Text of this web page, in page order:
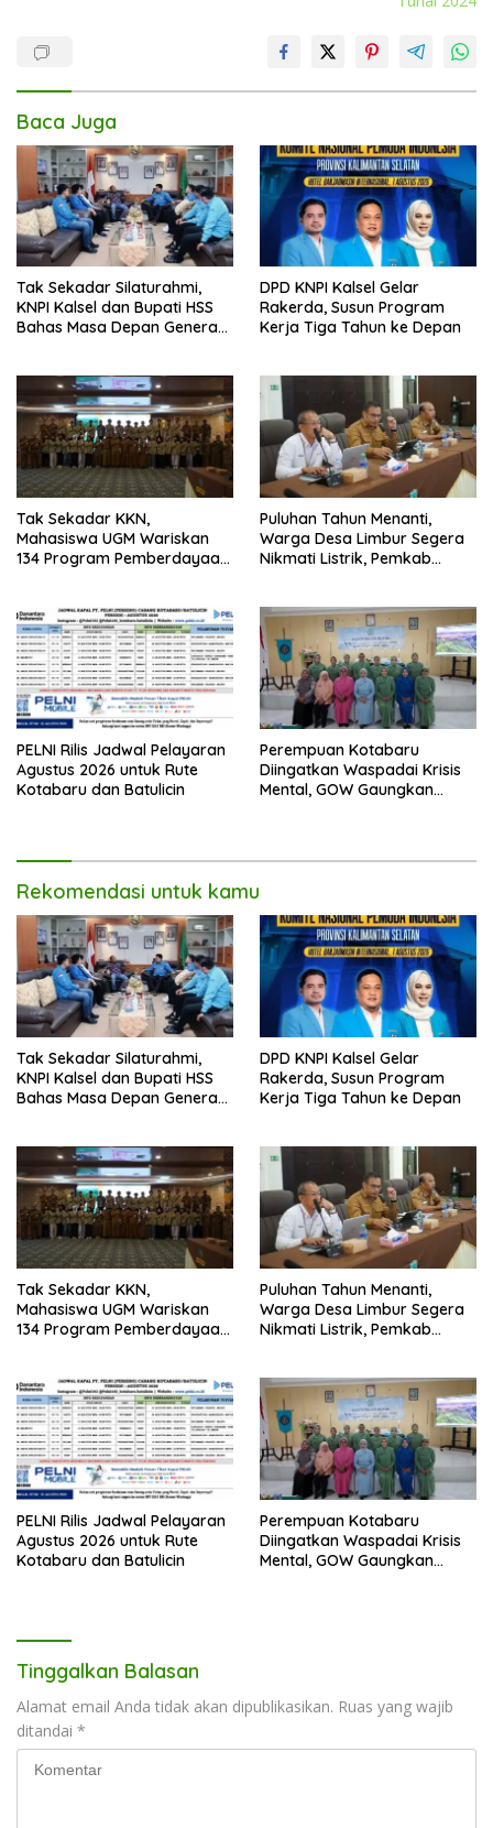
Baca Juga
Tak Sekadar Silaturahmi,
KNPI Kalsel dan Bupati HSS
Bahas Masa Depan Generasi
DPD KNPI Kalsel Gelar
Rakerda, Susun Program
Kerja Tiga Tahun ke Depan
Tak Sekadar KKN,
Mahasiswa UGM Wariskan
134 Program Pemberdayaan
Puluhan Tahun Menanti,
Warga Desa Limbur Segera
Nikmati Listrik, Pemkab
PELNI Rilis Jadwal Pelayaran
Agustus 2026 untuk Rute
Kotabaru dan Batulicin
Perempuan Kotabaru
Diingatkan Waspadai Krisis
Mental, GOW Gaungkan
Rekomendasi untuk kamu
Tak Sekadar Silaturahmi,
KNPI Kalsel dan Bupati HSS
Bahas Masa Depan Generasi
DPD KNPI Kalsel Gelar
Rakerda, Susun Program
Kerja Tiga Tahun ke Depan
Tak Sekadar KKN,
Mahasiswa UGM Wariskan
134 Program Pemberdayaan
Puluhan Tahun Menanti,
Warga Desa Limbur Segera
Nikmati Listrik, Pemkab
PELNI Rilis Jadwal Pelayaran
Agustus 2026 untuk Rute
Kotabaru dan Batulicin
Perempuan Kotabaru
Diingatkan Waspadai Krisis
Mental, GOW Gaungkan
Tinggalkan Balasan
Alamat email Anda tidak akan dipublikasikan. Ruas yang wajib
ditandai *